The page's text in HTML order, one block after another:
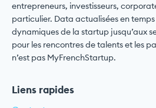
entrepreneurs, investisseurs,
particulier. Data actualisées en
dynamiques de la startup jusqu’aux
pour les rencontres de talents et les
n’est pas MyFrenchStartup.
Liens rapides